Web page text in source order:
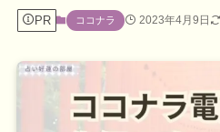
PR ココナラ 2023年4月9日